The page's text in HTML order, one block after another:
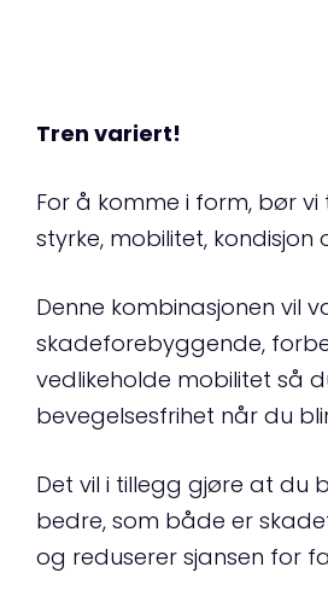
Tren variert!
For å komme i form, bør
styrke, mobilitet, kondisjon
Denne kombinasjonen vil
skadeforebyggende,
vedlikeholde mobilitet så
bevegelsesfrihet når du
Det vil i tillegg gjøre at du
bedre, som både er
og reduserer sjansen for